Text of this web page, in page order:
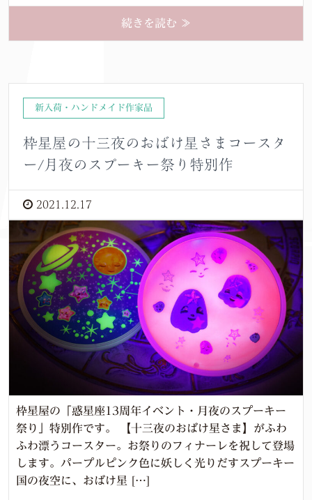
続きを読む ≫
新入荷・ハンドメイド作家品
枠星屋の十三夜のおばけ星さまコースタ
ー/月夜のスプーキー祭り特別作
2021.12.17
枠星屋の「惑星座13周年イベント・月夜のスプーキー
祭り」特別作です。 【十三夜のおばけ星さま】がふわ
ふわ漂うコースター。お祭りのフィナーレを祝して登場
します。パープルピンク色に妖しく光りだすスプーキー
国の夜空に、おばけ星 […]